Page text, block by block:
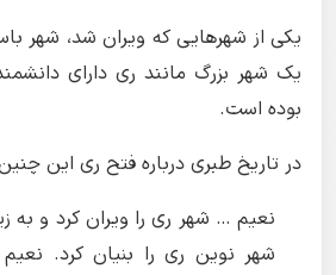
یکی از شهرهایی که ویران شد، شهر
یک شهر بزرگ مانند ری دارای
بوده است.
در تاریخ طبری درباره فتح ری این
نعیم … شهر رى را ویران کرد و به
شهر نوین رى را بنیان کرد.